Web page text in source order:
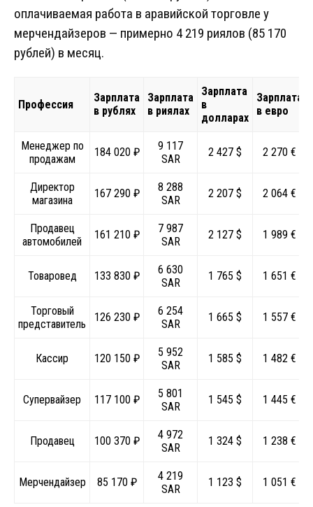
оплачиваемая работа в аравийской торговле у
мерчендайзеров — примерно 4 219 риялов (85 170
рублей) в месяц.
Профессия
Зарплата
в рублях
Зарплата
в риялах
Зарплата
в
долларах
Зарплата
в евро
Менеджер по
продажам
184 020 ₽
9 117
SAR
2 427 $ 2 270 €
Директор
магазина
167 290 ₽
8 288
SAR
2 207 $ 2 064 €
Продавец
автомобилей
161 210 ₽
7 987
SAR
2 127 $ 1 989 €
Товаровед 133 830 ₽
6 630
SAR
1 765 $ 1 651 €
Торговый
представитель
126 230 ₽
6 254
SAR
1 665 $ 1 557 €
Кассир 120 150 ₽
5 952
SAR
1 585 $ 1 482 €
Супервайзер 117 100 ₽
5 801
SAR
1 545 $ 1 445 €
Продавец 100 370 ₽
4 972
SAR
1 324 $ 1 238 €
Мерчендайзер 85 170 ₽
4 219
SAR
1 123 $ 1 051 €